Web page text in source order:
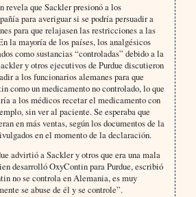
revela que Sackler presionó a los
para averiguar si se podría persuadir a
para que relajasen las restricciones a las
la mayoría de los países, los analgésicos
como sustancias “controladas” debido a la
y otros ejecutivos de Purdue discutieron
a los funcionarios alemanes para que
como un medicamento no controlado, lo que
a los médicos recetar el medicamento con
sin ver al paciente. Se esperaba que
en más ventas, según los documentos de la
en el momento de la declaración.
advirtió a Sackler y otros que era una mala
desarrolló OxyContin para Purdue, escribió
no se controla en Alemania, es muy
se abuse de él y se controle”.